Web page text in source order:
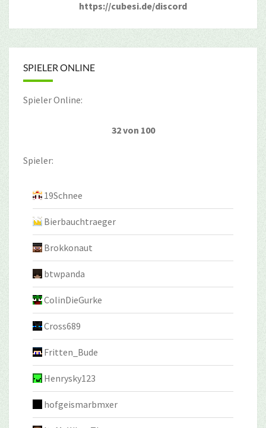
https://cubesi.de/discord
SPIELER ONLINE
Spieler Online:
32 von 100
Spieler:
19Schnee
Bierbauchtraeger
Brokkonaut
btwpanda
ColinDieGurke
Cross689
Fritten_Bude
Henrysky123
hofgeismarbmxer